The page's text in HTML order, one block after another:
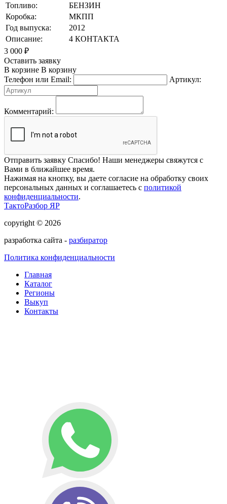
Топливо:
БЕНЗИН
Коробка:
МКПП
Год выпуска:
2012
Описание:
4 КОНТАКТА
3 000 ₽
Оставить заявку
В корзине В корзину
Телефон или Email:
Артикул:
Комментарий:
Отправить заявку Спасибо! Наши менеджеры свяжутся с
Вами в ближайшее время.
Нажимая на кнопку, вы даете согласие на обработку своих
персональных данных и соглашаетесь с политикой
конфиденциальности.
ТактоРазбор ЯР
copyright © 2026
разработка сайта - разбиратор
Политика конфиденциальности
Главная
Каталог
Регионы
Выкуп
Контакты